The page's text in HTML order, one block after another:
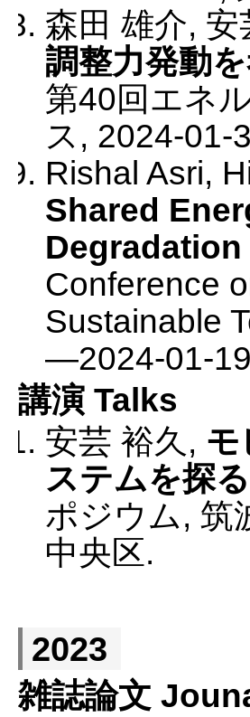
森田 雄介, 安
調整力発動
第40回エネ
ス, 2024-01-
Rishal Asri,
Shared
Conference
Sustainable
—2024-01-19
講演 Talks
安芸 裕久 , モ
ステムを探る
ポジウム, 筑
中央区.
2023
雑誌論文